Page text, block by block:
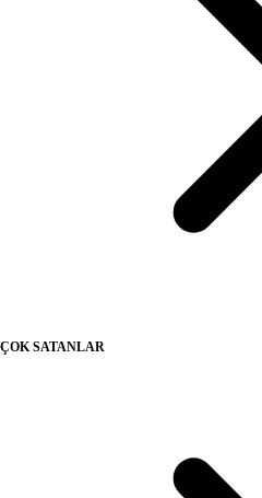
ÇOK SATANLAR